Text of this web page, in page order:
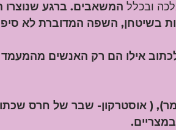
ובכלל המשאבים. ברגע שנוצרו
בשיטחן, השפה המדוברת לא
אילו הם רק האנשים מהמעמד
( אוסטרקון- שבר של חרס